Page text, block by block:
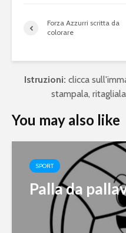
Forza Azzurri scritta da
colorare
Istruzioni: clicca
stampala,
You may also like
SPORT
Palla da